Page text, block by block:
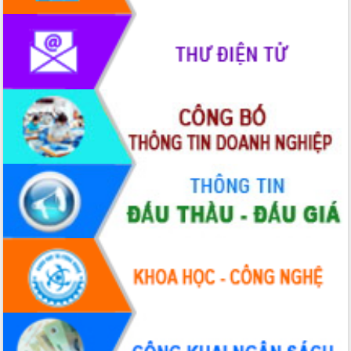
Rà soát, hoàn thiện hệ thống thiết chế
văn hóa, thể thao đáp ứng yêu cầu
phát triển mới
Thường trực HĐND tỉnh Đắk Lắk gặp
mặt Đoàn chuyên gia y tế TP. Hồ Chí
Minh
Lễ truy điệu và an táng hài cốt liệt sĩ
tại Nghĩa trang Liệt sĩ xã Sơn Hòa
Bàn giải pháp tháo gỡ khó khăn trong
xuất khẩu sầu riêng và triển khai quy
định EUDR
Thứ trưởng Bộ Nông nghiệp và Môi
trường Nguyễn Hoàng Hiệp khảo sát
vùng trồng và doanh nghiệp đóng gói
sầu riêng tại Đắk Lắk
Trình diễn nghệ thuật chế biến các
món ăn từ sầu riêng
Đắk Lắk công bố Quy hoạch và xúc
tiến đầu tư tỉnh
Ngành cá ngừ Đắk Lắk chủ động thích